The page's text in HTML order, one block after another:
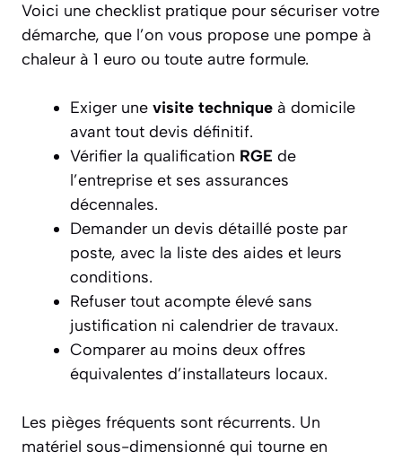
Voici une checklist pratique pour sécuriser votre
démarche, que l’on vous propose une pompe à
chaleur à 1 euro ou toute autre formule.
Exiger une visite technique à domicile
avant tout devis définitif.
Vérifier la qualification RGE de
l’entreprise et ses assurances
décennales.
Demander un devis détaillé poste par
poste, avec la liste des aides et leurs
conditions.
Refuser tout acompte élevé sans
justification ni calendrier de travaux.
Comparer au moins deux offres
équivalentes d’installateurs locaux.
Les pièges fréquents sont récurrents. Un
matériel sous-dimensionné qui tourne en